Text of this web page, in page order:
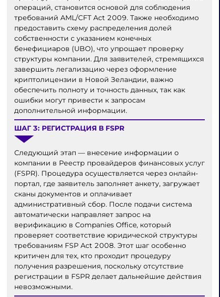
операций, становится основой для соблюдения
требований AML/CFT Act 2009. Также необходимо
предоставить схему распределения долей
собственности с указанием конечных
бенефициаров (UBO), что упрощает проверку
структуры компании. Для заявителей, стремящихся
завершить легализацию через оформление
криптолицензии в Новой Зеландии, важно
обеспечить полноту и точность данных, так как
ошибки могут привести к запросам
дополнительной информации.
ШАГ 3: РЕГИСТРАЦИЯ В FSPR
Следующий этап — внесение информации о
компании в Реестр провайдеров финансовых услуг
(FSPR). Процедура осуществляется через онлайн-
портал, где заявитель заполняет анкету, загружает
сканы документов и оплачивает
административный сбор. После подачи система
автоматически направляет запрос на
верификацию в Companies Office, который
проверяет соответствие юридической структуры
требованиям FSP Act 2008. Этот шаг особенно
критичен для тех, кто проходит процедуру
получения разрешения, поскольку отсутствие
регистрации в FSPR делает дальнейшие действия
невозможными.